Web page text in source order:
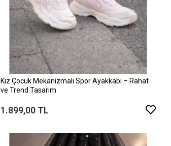
Kız Çocuk Mekanizmalı Spor Ayakkabı – Rahat
ve Trend Tasarım
1.899,00 TL